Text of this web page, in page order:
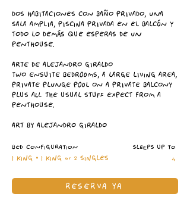
DOS HABITACIONES CON BAÑO PRIVADO, UNA
SALA AMPLIA, PISCINA PRIVADA EN EL BALCÓN Y
TODO LO DEMÁS QUE ESPERAS DE UN
PENTHOUSE.
ARTE DE ALEJANDRO GIRALDO
TWO ENSUITE BEDROOMS, A LARGE LIVING AREA,
PRIVATE PLUNGE POOL ON A PRIVATE BALCONY
PLUS ALL THE USUAL STUFF EXPECT FROM A
PENTHOUSE.
ART BY ALEJANDRO GIRALDO
BED CONFIGURATION SLEEPS UP TO
1 KING • 1 KING or 2 SINGLES 4
RESERVA YA